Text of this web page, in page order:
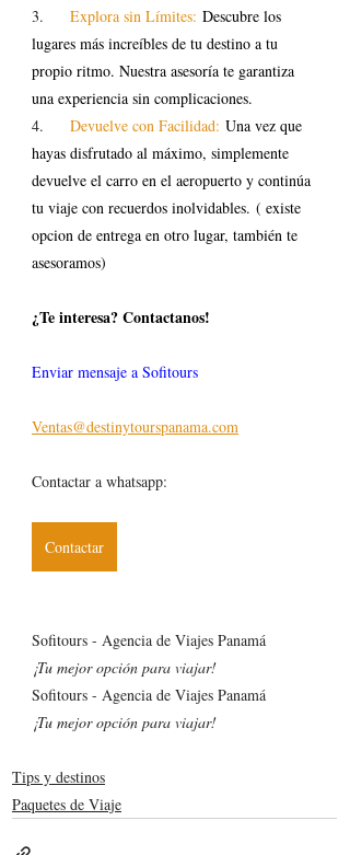
3.
Explora sin Límites: Descubre los
lugares más increíbles de tu destino a tu
propio ritmo. Nuestra asesoría te garantiza
una experiencia sin complicaciones.
4.
Devuelve con Facilidad: Una vez que
hayas disfrutado al máximo, simplemente
devuelve el carro en el aeropuerto y continúa
tu viaje con recuerdos inolvidables. ( existe
opcion de entrega en otro lugar, también te
asesoramos)
¿Te interesa? Contactanos!
Enviar mensaje a Sofitours
Ventas@destinytourspanama.com
Contactar a whatsapp:
Contactar
Sofitours - Agencia de Viajes Panamá
¡Tu mejor opción para viajar!
Sofitours - Agencia de Viajes Panamá
¡Tu mejor opción para viajar!
Tips y destinos
Paquetes de Viaje